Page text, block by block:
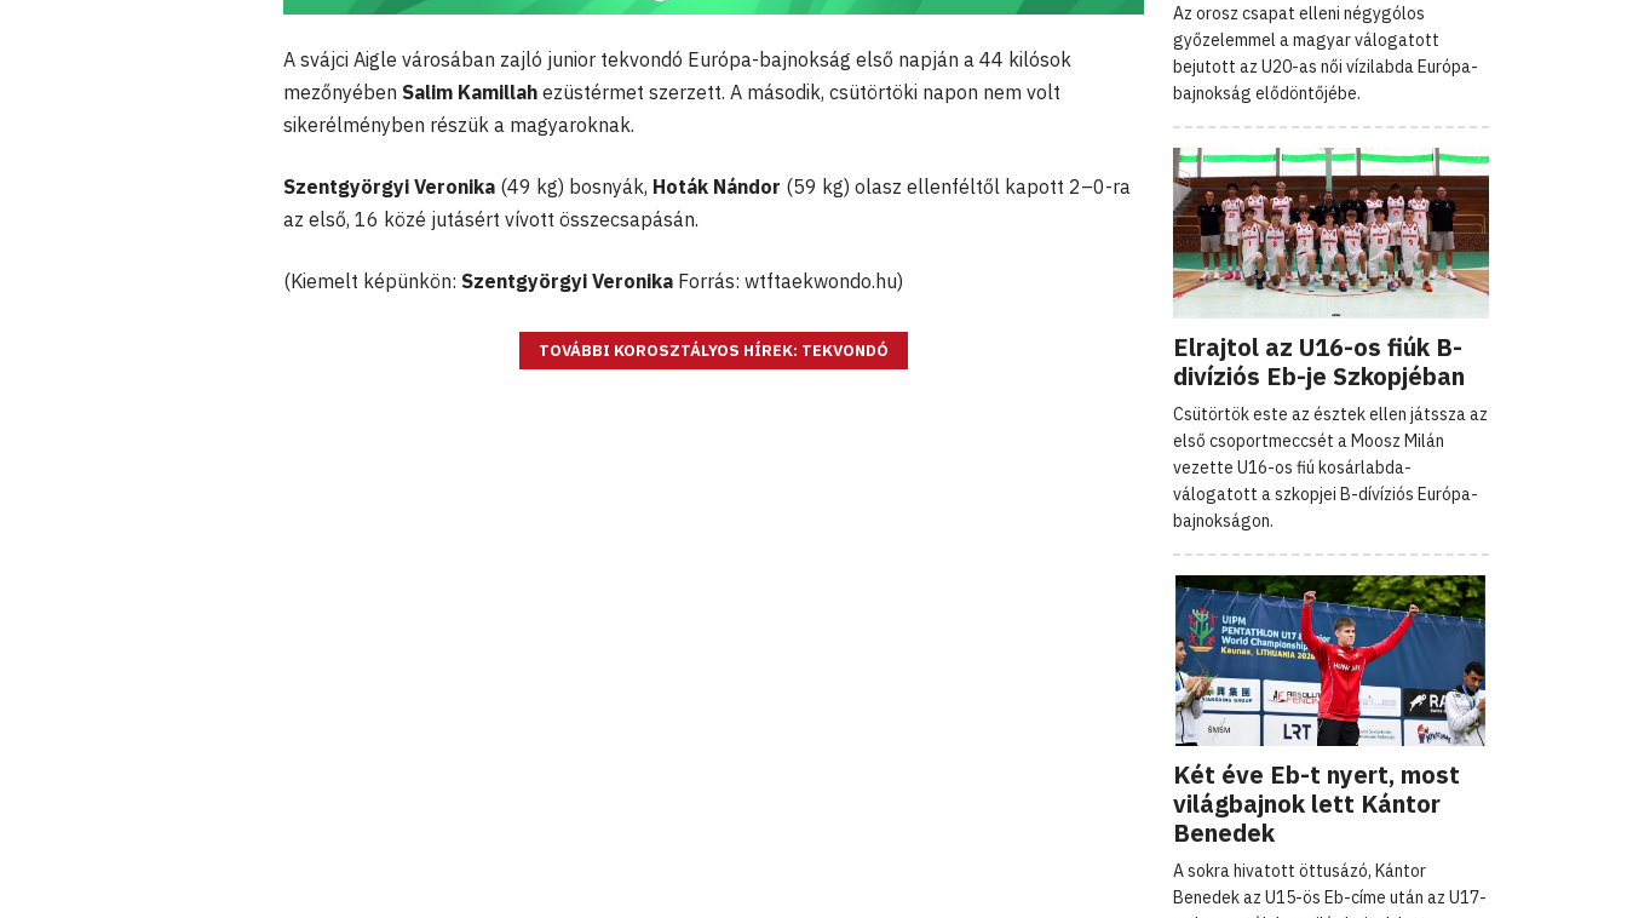
A svájci Aigle városában zajló junior tekvondó Európa-bajnokság első napján a 44 kilósok
mezőnyében Salim Kamillah ezüstérmet szerzett. A második, csütörtöki napon nem volt
sikerélményben részük a magyaroknak.
Szentgyörgyi Veronika (49 kg) bosnyák, Hoták Nándor (59 kg) olasz ellenféltől kapott 2–0-ra
az első, 16 közé jutásért vívott összecsapásán.
(Kiemelt képünkön: Szentgyörgyi Veronika Forrás: wtftaekwondo.hu)
TOVÁBBI KOROSZTÁLYOS HÍREK: TEKVONDÓ
Az orosz csapat elleni négygólos
győzelemmel a magyar válogatott
bejutott az U20-as női vízilabda Európa-
bajnokság elődöntőjébe.
Elrajtol az U16-os fiúk B-
divíziós Eb-je Szkopjéban
Csütörtök este az észtek ellen játssza az
első csoportmeccsét a Moosz Milán
vezette U16-os fiú kosárlabda-
válogatott a szkopjei B-dívíziós Európa-
bajnokságon.
Két éve Eb-t nyert, most
világbajnok lett Kántor
Benedek
A sokra hivatott öttusázó, Kántor
Benedek az U15-ös Eb-címe után az U17-